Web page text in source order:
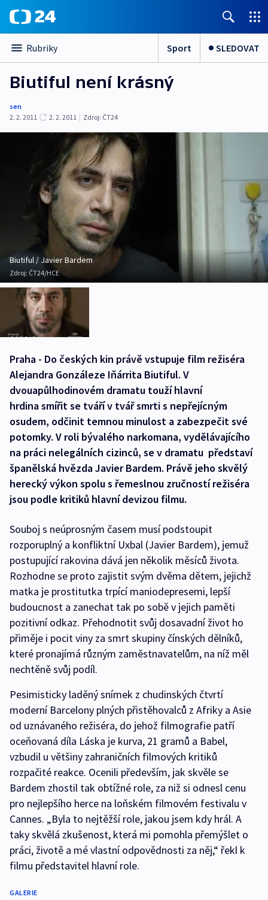
Rubriky Sport SLEDOVAT
Biutiful není krásný
sen
2. 2. 2011
2. 2. 2011 | Zdroj: ČT24
Biutiful / Javier Bardem
Zdroj: ČT24/HCE
Praha - Do českých kin právě vstupuje film režiséra
Alejandra Gonzáleze Iňárrita Biutiful. V
dvouapůlhodinovém dramatu touží hlavní
hrdina smířit se tváří v tvář smrti s nepřejícným
osudem, odčinit temnou minulost a zabezpečit své
potomky. V roli bývalého narkomana, vydělávajícího
na práci nelegálních cizinců, se v dramatu představí
španělská hvězda Javier Bardem. Právě jeho skvělý
herecký výkon spolu s řemeslnou zručností režiséra
jsou podle kritiků hlavní devizou filmu.
Souboj s neúprosným časem musí podstoupit
rozporuplný a konfliktní Uxbal (Javier Bardem), jemuž
postupující rakovina dává jen několik měsíců života.
Rozhodne se proto zajistit svým dvěma dětem, jejichž
matka je prostitutka trpící maniodepresemi, lepší
budoucnost a zanechat tak po sobě v jejich paměti
pozitivní odkaz. Přehodnotit svůj dosavadní život ho
přiměje i pocit viny za smrt skupiny čínských dělníků,
které pronajímá různým zaměstnavatelům, na níž měl
nechtěně svůj podíl.
Pesimisticky laděný snímek z chudinských čtvrtí
moderní Barcelony plných přistěhovalců z Afriky a Asie
od uznávaného režiséra, do jehož filmografie patří
oceňovaná díla Láska je kurva, 21 gramů a Babel,
vzbudil u většiny zahraničních filmových kritiků
rozpačité reakce. Ocenili především, jak skvěle se
Bardem zhostil tak obtížné role, za niž si odnesl cenu
pro nejlepšího herce na loňském filmovém festivalu v
Cannes. „Byla to nejtěžší role, jakou jsem kdy hrál. A
taky skvělá zkušenost, která mi pomohla přemýšlet o
práci, životě a mé vlastní odpovědnosti za něj,“ řekl k
filmu představitel hlavní role.
GALERIE